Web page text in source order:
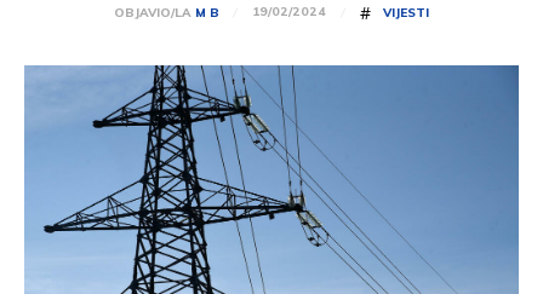
OBJAVIO/LA M B 19/02/2024 # VIJESTI